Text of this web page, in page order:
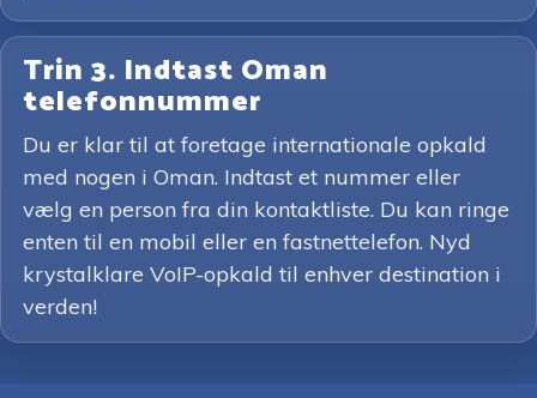
Trin 3. Indtast Oman
telefonnummer
Du er klar til at foretage internationale opkald
med nogen i Oman. Indtast et nummer eller
vælg en person fra din kontaktliste. Du kan ringe
enten til en mobil eller en fastnettelefon. Nyd
krystalklare VoIP-opkald til enhver destination i
verden!